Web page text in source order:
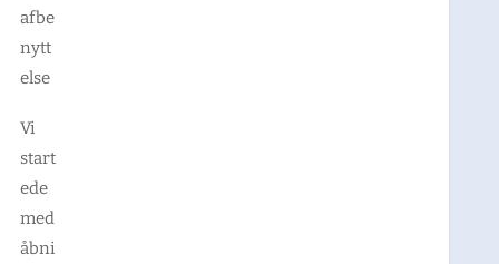
afbe
nytt
else
Vi
start
ede
med
åbni